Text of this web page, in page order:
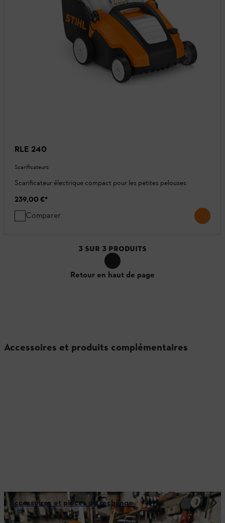
RLE 240
Scarificateurs
Scarificateur électrique compact pour les petites pelouses
239,00 €*
Comparer
3 SUR 3 PRODUITS
Retour en haut de page
Accessoires et produits complémentaires
Accessoires et pièces de rechange